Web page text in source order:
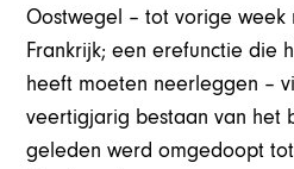
Oostwegel – tot vorige week
Frankrijk; een erefunctie die
heeft moeten neerleggen –
veertigjarig bestaan van het
geleden werd omgedoopt